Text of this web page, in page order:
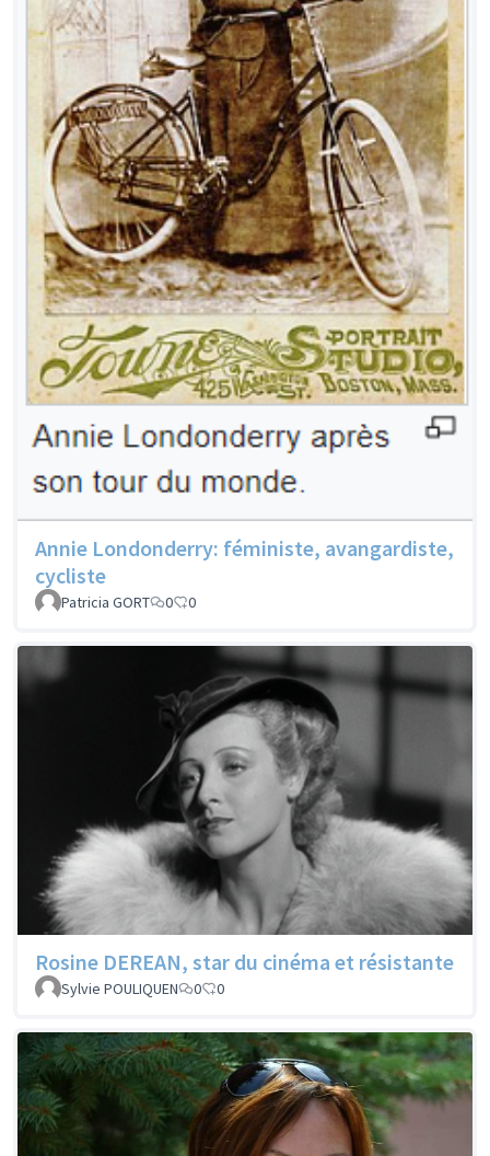
Annie Londonderry: féministe, avangardiste,
cycliste
Patricia GORT 0 0
Rosine DEREAN, star du cinéma et résistante
Sylvie POULIQUEN 0 0